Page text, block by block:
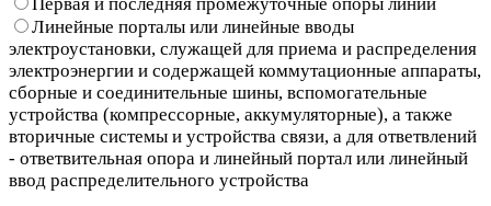
Линейные порталы или линейные вводы
электроустановки, служащей для приема и распределения
электроэнергии и содержащей коммутационные аппараты,
сборные и соединительные шины, вспомогательные
устройства (компрессорные, аккумуляторные), а также
вторичные системы и устройства связи, а для ответвлений
- ответвительная опора и линейный портал или линейный
ввод распределительного устройства